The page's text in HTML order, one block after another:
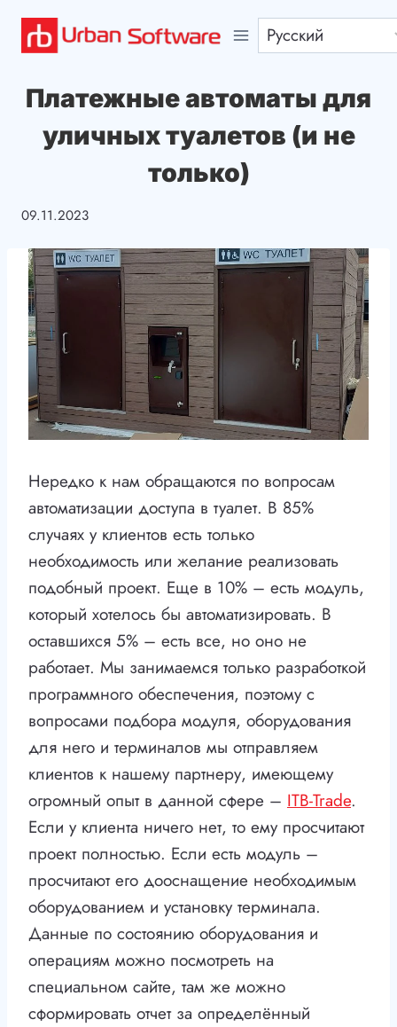
Перейти
Платежные автоматы для
уличных туалетов (и не
только)
09.11.2023
Нередко к нам обращаются по вопросам
автоматизации доступа в туалет. В 85%
случаях у клиентов есть только
необходимость или желание реализовать
подобный проект. Еще в 10% – есть модуль,
который хотелось бы автоматизировать. В
оставшихся 5% – есть все, но оно не
работает. Мы занимаемся только разработкой
программного обеспечения, поэтому с
вопросами подбора модуля, оборудования
для него и терминалов мы отправляем
клиентов к нашему партнеру, имеющему
огромный опыт в данной сфере – ITB-Trade.
Если у клиента ничего нет, то ему просчитают
проект полностью. Если есть модуль –
просчитают его дооснащение необходимым
оборудованием и установку терминала.
Данные по состоянию оборудования и
операциям можно посмотреть на
специальном сайте, там же можно
сформировать отчет за определённый